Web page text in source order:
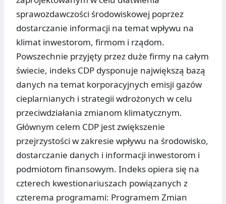
sprawozdawczości środowiskowej poprzez
dostarczanie informacji na temat wpływu na
klimat inwestorom, firmom i rządom.
Powszechnie przyjęty przez duże firmy na całym
świecie, indeks CDP dysponuje największą bazą
danych na temat korporacyjnych emisji gazów
cieplarnianych i strategii wdrożonych w celu
przeciwdziałania zmianom klimatycznym.
Głównym celem CDP jest zwiększenie
przejrzystości w zakresie wpływu na środowisko,
dostarczanie danych i informacji inwestorom i
podmiotom finansowym. Indeks opiera się na
czterech kwestionariuszach powiązanych z
czterema programami: Programem Zmian